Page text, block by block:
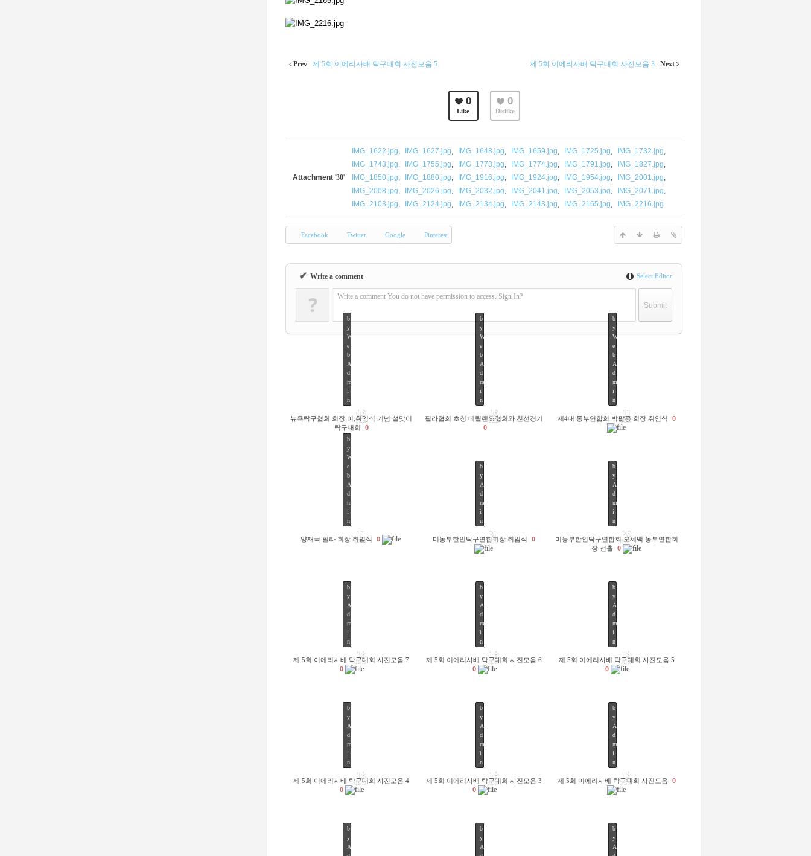
Prev 제 5회 이에리사배 탁구대회 사진모음 5 제 5회 이에리사배 탁구대회 사진모음 3 Next
0
Like
0
Dislike
Attachment '30'
IMG_1622.jpg, IMG_1627.jpg, IMG_1648.jpg, IMG_1659.jpg, IMG_1725.jpg, IMG_1732.jpg,
IMG_1743.jpg, IMG_1755.jpg, IMG_1773.jpg, IMG_1774.jpg, IMG_1791.jpg, IMG_1827.jpg,
IMG_1850.jpg, IMG_1880.jpg, IMG_1916.jpg, IMG_1924.jpg, IMG_1954.jpg, IMG_2001.jpg,
IMG_2008.jpg, IMG_2026.jpg, IMG_2032.jpg, IMG_2041.jpg, IMG_2053.jpg, IMG_2071.jpg,
IMG_2103.jpg, IMG_2124.jpg, IMG_2134.jpg, IMG_2143.jpg, IMG_2165.jpg, IMG_2216.jpg
Facebook Twitter Google Pinterest
✔ Write a comment Select Editor
? Write a comment You do not have permission to access. Sign In?
06
FEB
b
y
W
e
b
A
d
m
i
n
뉴욕탁구협회 회장 이,취임식 기념 설맞이
탁구대회
0
06
FEB
b
y
W
e
b
A
d
m
i
n
필라협회 초청 메릴랜드협회와 친선경기
0
11
JUN
b
y
W
e
b
A
d
m
i
n
제4대 동부연합회 박팔용 회장 취임식 0
11
JUN
b
y
W
e
b
A
d
m
i
n
양재국 필라 회장 취임식 0
31
JUL
b
y
A
d
m
i
n
미동부한인탁구연합회장 취임식 0
26
JUL
b
y
A
d
m
i
n
미동부한인탁구연합회 오세백 동부연합회
장 선출
0
18
JUN
b
y
A
d
m
i
n
제 5회 이에리사배 탁구대회 사진모음 7
0
18
JUN
b
y
A
d
m
i
n
제 5회 이에리사배 탁구대회 사진모음 6
0
18
JUN
b
y
A
d
m
i
n
제 5회 이에리사배 탁구대회 사진모음 5
0
18
JUN
b
y
A
d
m
i
n
0
1
6
제 5회 이에리사배 탁구대회 사진모음 4
0
18
JUN
b
y
A
d
m
i
n
제 5회 이에리사배 탁구대회 사진모음 3
0
18
JUN
b
y
A
d
m
i
n
제 5회 이에리사배 탁구대회 사진모음 0
b
y
A
b
y
A
b
y
A